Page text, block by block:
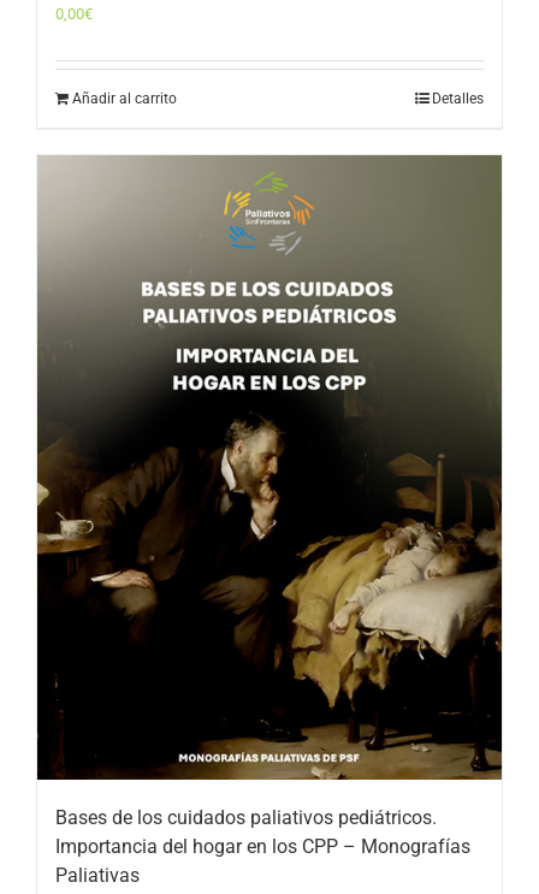
0,00€
Añadir al carrito Detalles
Bases de los cuidados paliativos pediátricos.
Importancia del hogar en los CPP – Monografías
Paliativas